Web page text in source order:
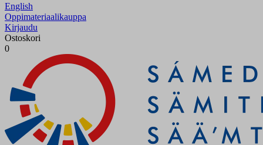
English
Oppimateriaalikauppa
Kirjaudu
Ostoskori
0